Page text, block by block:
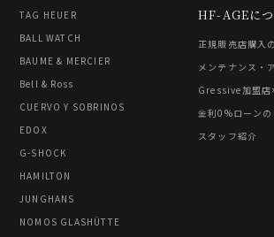
TAG HEUER
BALL WATCH
BAUME & MERCIER
Bell & Ross
CUERVO Y SOBRINOS
EDOX
G-SHOCK
HAMILTON
JUNGHANS
NOMOS GLASHÜTTE
HF-AGEに
正規販売店購入
メンテナンス・
Gressive加盟店
金利0%ローン
スタッフ紹介